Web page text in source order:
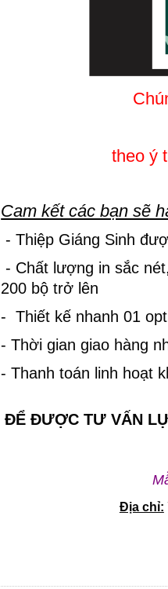
theo ý
Cam kết các bạn sẽ
- Thiệp Giáng Sinh
- Chất lượng in sắc
200 bộ trở lên
- Thiết kế nhanh 01
- Thời gian giao hàng
- Thanh toán linh hoạt
ĐỂ ĐƯỢC TƯ VẤN
Địa chỉ: